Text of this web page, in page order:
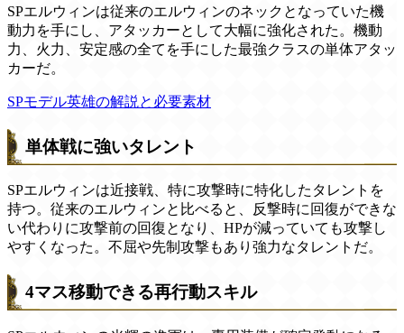
SPエルウィンは従来のエルウィンのネックとなっていた機
動力を手にし、アタッカーとして大幅に強化された。機動
力、火力、安定感の全てを手にした最強クラスの単体アタッ
カーだ。
SPモデル英雄の解説と必要素材
単体戦に強いタレント
SPエルウィンは近接戦、特に攻撃時に特化したタレントを
持つ。従来のエルウィンと比べると、反撃時に回復ができな
い代わりに攻撃前の回復となり、HPが減っていても攻撃し
やすくなった。不屈や先制攻撃もあり強力なタレントだ。
4マス移動できる再行動スキル